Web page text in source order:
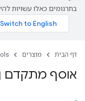
בתרגומים כאלו עשויות
דף הבית מוצרים
אוסף מתקדם